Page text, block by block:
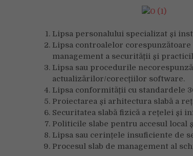
Lipsa personalului specializat și
Lipsa controalelor
management a securității și
Lipsa sau procedurile
actualizărilor/corecțiilor software.
Lipsa conformității cu standardele
Proiectarea și arhitectura slabă a
Securitatea slabă fizică a rețelei și
Politicile slabe pentru accesul
Lipsa sau cerințele insuficiente de
Procesul slab de management al